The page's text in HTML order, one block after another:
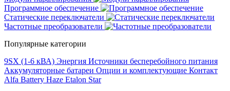
Программное обеспечение
Статические переключатели
Частотные преобразователи
Популярные категории
9SX (1-6 кВА) Энергия Источники бесперебойного питания
Аккумуляторные батареи Опции и комплектующие Контакт
Alfa Battery Haze Etalon Star